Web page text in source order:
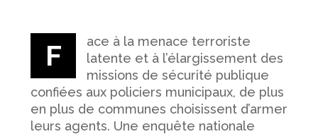
F
ace à la menace terroriste
latente et à l’élargissement des
missions de sécurité publique
confiées aux policiers municipaux, de plus
en plus de communes choisissent d’armer
leurs agents. Une enquête nationale